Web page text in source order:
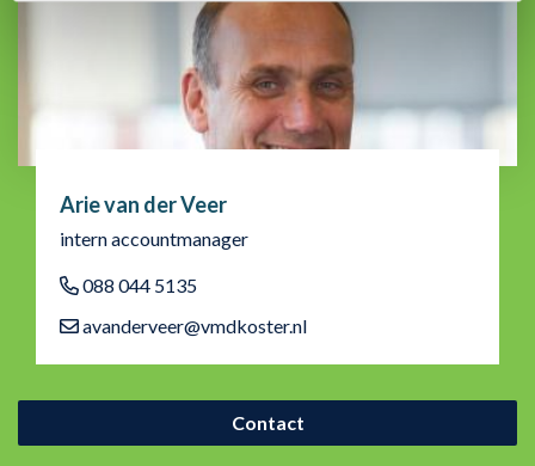
Arie van der Veer
intern accountmanager
088 044 5135
avanderveer@vmdkoster.nl
Contact